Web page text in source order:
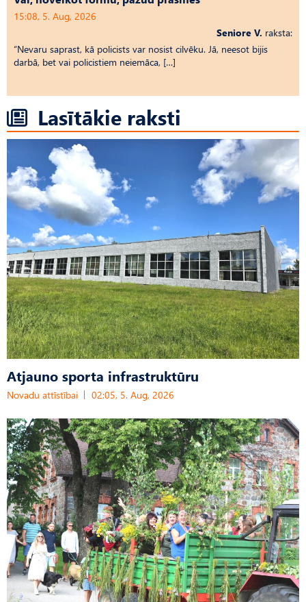
15:08, 5. Aug, 2026
Seniore V. raksta:
“Nevaru saprast, kā policists var nosist cilvēku. Jā, neesot bijis
darbā, bet vai policistiem neiemāca, […]
Lasītākie raksti
Atjauno sporta infrastruktūru
Novadu attīstībai 02:05, 5. Aug, 2026